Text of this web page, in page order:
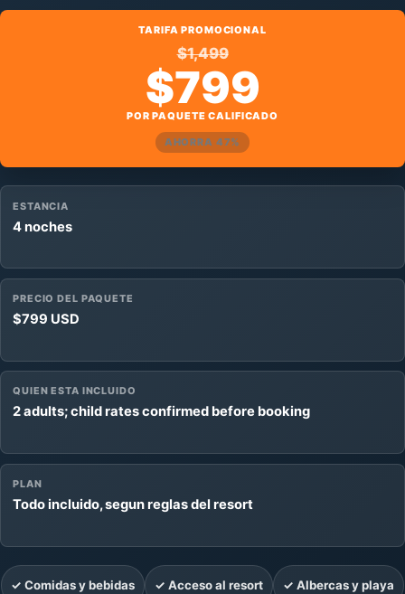
TARIFA PROMOCIONAL
$1,499
$799
POR PAQUETE CALIFICADO
AHORRA 47%
ESTANCIA
4 noches
PRECIO DEL PAQUETE
$799 USD
QUIEN ESTA INCLUIDO
2 adults; child rates confirmed before booking
PLAN
Todo incluido, segun reglas del resort
✓ Comidas y bebidas ✓ Acceso al resort ✓ Albercas y playa